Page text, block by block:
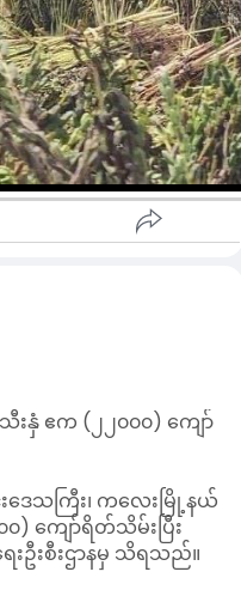
မြို့နယ်စိုက်ပျိုးရေးဦးစီး
နည်းစနစ်နဲ့စိုက်ပျိုးနိုင်ရေး၊
အ ထွက်နှုန်းကောင်းမွန်သည့်
ပ်ငန်းများဆောင်ရွက်ပေးခဲ့
သီးနှံတွေဟာ အခြားစိုက်
တွေထက် အရည်အသွေး ပိုမို
မက ပြည်ပစျေးကွက်ကိုပါ
နှံ ဧက (၂၂၀၀၀) ကျော်
ေသကြီး၊ ကလေးမြို့နယ်
) ကျော်ရိတ်သိမ်းပြီး
းဦးစီးဌာနမှ သိရသည်။